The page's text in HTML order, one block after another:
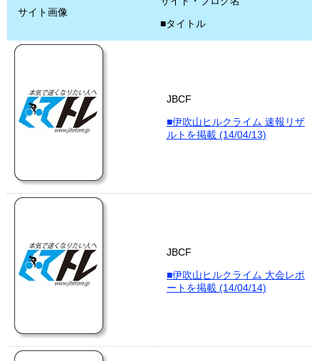
サイト画像
■タイトル
JBCF
■伊吹山ヒルクライム 速報リザ
ルトを掲載 (14/04/13)
JBCF
■伊吹山ヒルクライム 大会レポ
ートを掲載 (14/04/14)